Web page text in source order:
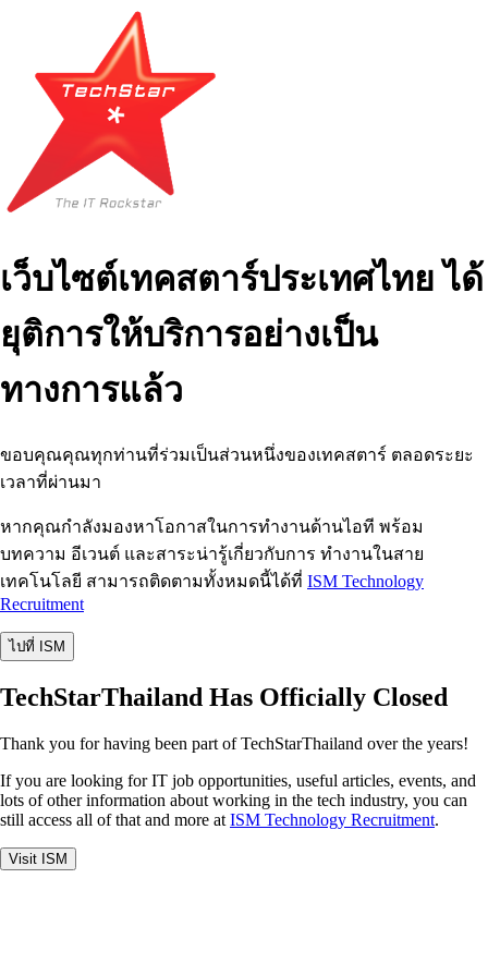
เว็บไซต์เทคสตาร์ประเทศไทย ได้
ยุติการให้บริการอย่างเป็น
ทางการแล้ว
ขอบคุณคุณทุกท่านที่ร่วมเป็นส่วนหนึ่งของเทคสตาร์ ตลอดระยะ
เวลาที่ผ่านมา
หากคุณกำลังมองหาโอกาสในการทำงานด้านไอที พร้อม
บทความ อีเวนต์ และสาระน่ารู้เกี่ยวกับการ ทำงานในสาย
เทคโนโลยี สามารถติดตามทั้งหมดนี้ได้ที่ ISM Technology
Recruitment
ไปที่ ISM
TechStarThailand Has Officially Closed
Thank you for having been part of TechStarThailand over the years!
If you are looking for IT job opportunities, useful articles, events, and
lots of other information about working in the tech industry, you can
still access all of that and more at ISM Technology Recruitment.
Visit ISM